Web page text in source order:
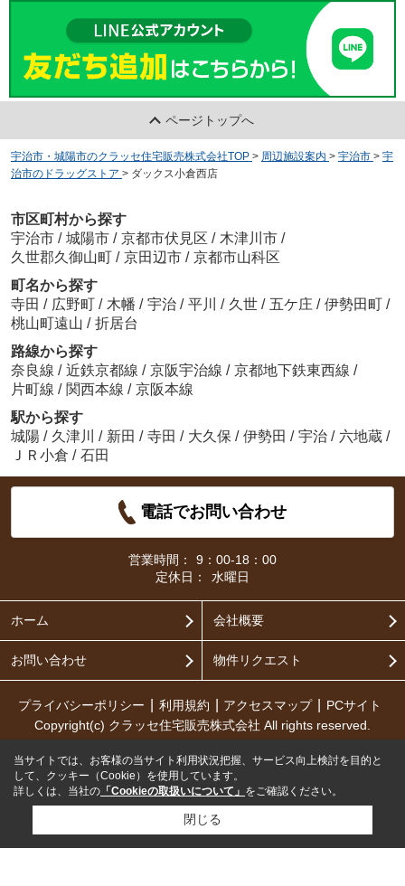
ページトップへ
宇治市・城陽市のクラッセ住宅販売株式会社TOP > 周辺施設案内 > 宇治市 > 宇
治市のドラッグストア > ダックス小倉西店
市区町村から探す
宇治市 / 城陽市 / 京都市伏見区 / 木津川市 /
久世郡久御山町 / 京田辺市 / 京都市山科区
町名から探す
寺田 / 広野町 / 木幡 / 宇治 / 平川 / 久世 / 五ケ庄 / 伊勢田町 /
桃山町遠山 / 折居台
路線から探す
奈良線 / 近鉄京都線 / 京阪宇治線 / 京都地下鉄東西線 /
片町線 / 関西本線 / 京阪本線
駅から探す
城陽 / 久津川 / 新田 / 寺田 / 大久保 / 伊勢田 / 宇治 / 六地蔵 /
ＪＲ小倉 / 石田
電話でお問い合わせ
営業時間：
9：00-18：00
定休日：
水曜日
ホーム 会社概要
お問い合わせ 物件リクエスト
プライバシーポリシー 利用規約 アクセスマップ
PCサイト
Copyright(c) クラッセ住宅販売株式会社 All rights reserved.
当サイトでは、お客様の当サイト利用状況把握、サービス向上検討を目的と
して、クッキー（Cookie）を使用しています。
詳しくは、当社の 「Cookieの取扱いについて」 をご確認ください。
閉じる